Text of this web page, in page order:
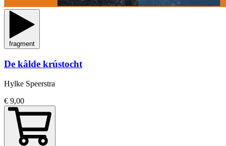
fragment
De kâlde krústocht
Hylke Speerstra
€ 9,00